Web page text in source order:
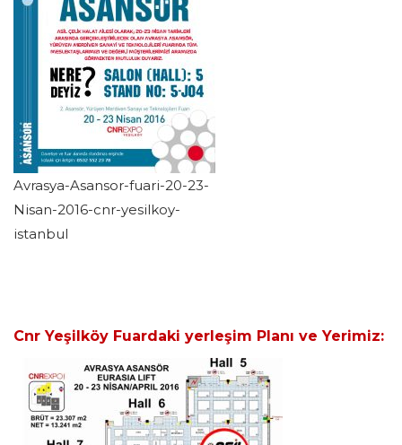
Avrasya-Asansor-fuari-20-23-
Nisan-2016-cnr-yesilkoy-
istanbul
Cnr Yeşilköy Fuardaki yerleşim Planı ve Yerimiz: